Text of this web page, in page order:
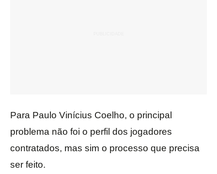
Para Paulo Vinícius Coelho, o principal
problema não foi o perfil dos jogadores
contratados, mas sim o processo que precisa
ser feito.